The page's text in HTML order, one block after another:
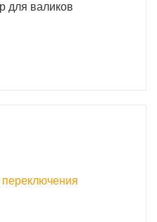
для валиков